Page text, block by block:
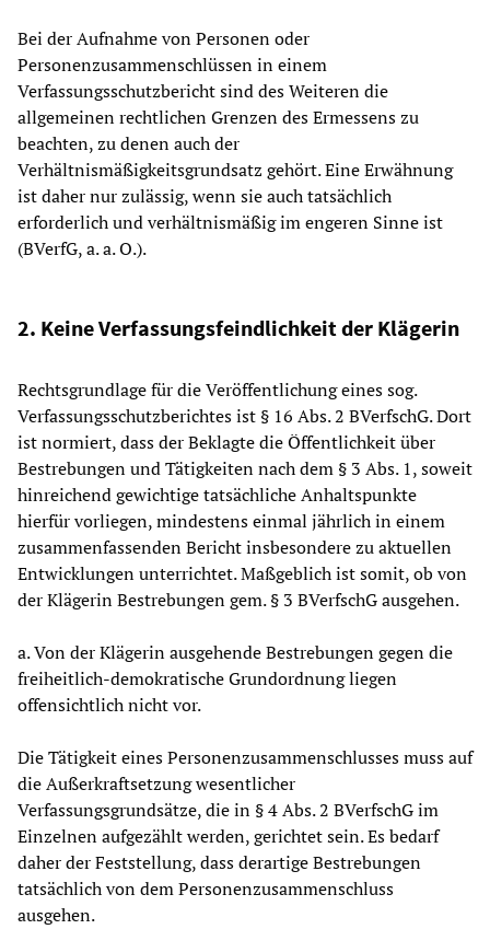
Bei der Aufnahme von Personen oder
Personenzusammenschlüssen in einem
Verfassungsschutzbericht sind des Weiteren die
allgemeinen rechtlichen Grenzen des Ermessens zu
beachten, zu denen auch der
Verhältnismäßigkeitsgrundsatz gehört. Eine Erwähnung
ist daher nur zulässig, wenn sie auch tatsächlich
erforderlich und verhältnismäßig im engeren Sinne ist
(BVerfG, a. a. O.).
2. Keine Verfassungsfeindlichkeit der Klägerin
Rechtsgrundlage für die Veröffentlichung eines sog.
Verfassungsschutzberichtes ist § 16 Abs. 2 BVerfschG. Dort
ist normiert, dass der Beklagte die Öffentlichkeit über
Bestrebungen und Tätigkeiten nach dem § 3 Abs. 1, soweit
hinreichend gewichtige tatsächliche Anhaltspunkte
hierfür vorliegen, mindestens einmal jährlich in einem
zusammenfassenden Bericht insbesondere zu aktuellen
Entwicklungen unterrichtet. Maßgeblich ist somit, ob von
der Klägerin Bestrebungen gem. § 3 BVerfschG ausgehen.
a. Von der Klägerin ausgehende Bestrebungen gegen die
freiheitlich-demokratische Grundordnung liegen
offensichtlich nicht vor.
Die Tätigkeit eines Personenzusammenschlusses muss auf
die Außerkraftsetzung wesentlicher
Verfassungsgrundsätze, die in § 4 Abs. 2 BVerfschG im
Einzelnen aufgezählt werden, gerichtet sein. Es bedarf
daher der Feststellung, dass derartige Bestrebungen
tatsächlich von dem Personenzusammenschluss
ausgehen.